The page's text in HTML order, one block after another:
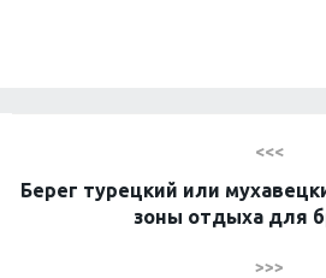
<<<
Берег турецкий или
зоны отдыха для
>>>